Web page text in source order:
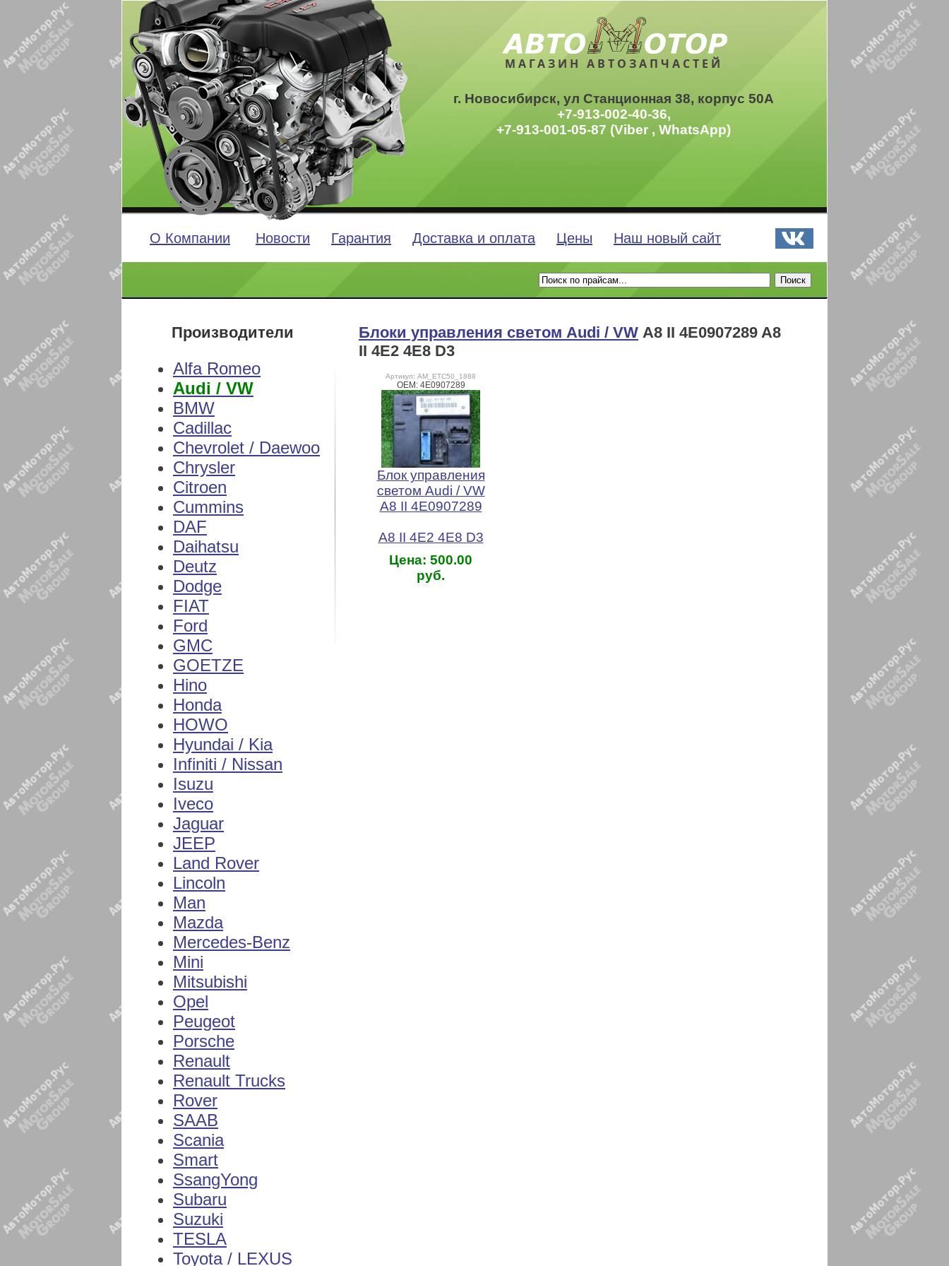
МАГАЗИН АВТОЗАПЧАСТЕЙ
г. Новосибирск, ул Станционная 38, корпус 50А
+7-913-002-40-36,
+7-913-001-05-87 (Viber , WhatsApp)
О Компании Новости Гарантия Доставка и оплата Цены Наш новый сайт
Производители
Alfa Romeo
Audi / VW
BMW
Cadillac
Chevrolet / Daewoo
Chrysler
Citroen
Cummins
DAF
Daihatsu
Deutz
Dodge
FIAT
Ford
GMC
GOETZE
Hino
Honda
HOWO
Hyundai / Kia
Infiniti / Nissan
Isuzu
Iveco
Jaguar
JEEP
Land Rover
Lincoln
Man
Mazda
Mercedes-Benz
Mini
Mitsubishi
Opel
Peugeot
Porsche
Renault
Renault Trucks
Rover
SAAB
Scania
Smart
SsangYong
Subaru
Suzuki
TESLA
Toyota / LEXUS
Блоки управления светом Audi / VW А8 II 4E0907289 A8
II 4E2 4E8 D3
Артикул: AM_ETC50_1888
OEM: 4E0907289
Блок управления
светом Audi / VW
А8 II 4E0907289
A8 II 4E2 4E8 D3
Цена: 500.00
руб.